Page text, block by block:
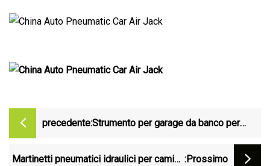
precedente:Strumento per garage da banco per
Martinetti pneumatici idraulici per camion :Prossimo